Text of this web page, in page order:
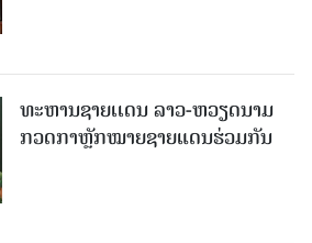
ທະຫານຊາຍເເດນ ລາວ-ຫວຽດນາມ
ກວດກາຫຼັກໝາຍຊາຍແດນຮ່ວມກັນ